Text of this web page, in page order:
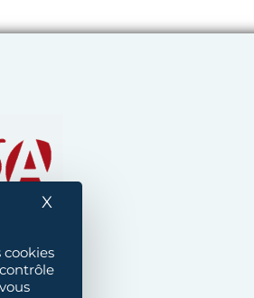
cookies
X Masquer le bandeau
de Métiers